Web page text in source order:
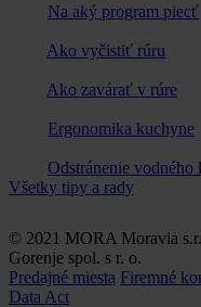
Na aký program piecť
Ako vyčistiť rúru
Ako zavárať v rúre
Ergonomika kuchyne
Odstránenie vodného
Všetky tipy a rady
© 2021 MORA Moravia
Gorenje spol. s r. o.
Predajné miesta Firemné
Data Act